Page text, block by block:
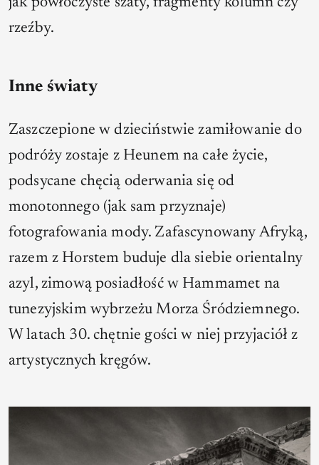
rzeźby.
Inne światy
Zaszczepione w dzieciństwie zamiłowanie do
podróży zostaje z Heunem na całe życie,
podsycane chęcią oderwania się od
monotonnego (jak sam przyznaje)
fotografowania mody. Zafascynowany Afryką,
razem z Horstem buduje dla siebie orientalny
azyl, zimową posiadłość w Hammamet na
tunezyjskim wybrzeżu Morza Śródziemnego.
W latach 30. chętnie gości w niej przyjaciół z
artystycznych kręgów.